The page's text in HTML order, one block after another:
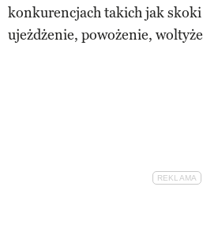
konkurencjach takich jak skoki
ujeżdżenie, powożenie,